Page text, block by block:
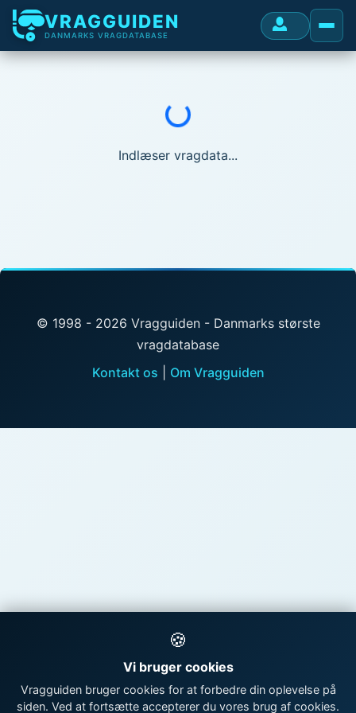
VRAGGUIDEN
DANMARKS VRAGDATABASE
Indlæser...
Indlæser vragdata...
© 1998 - 2026 Vragguiden - Danmarks største
vragdatabase
Kontakt os
Om Vragguiden
🍪
Vi bruger cookies
Vragguiden bruger cookies for at forbedre din oplevelse på
siden. Ved at fortsætte accepterer du vores brug af cookies.